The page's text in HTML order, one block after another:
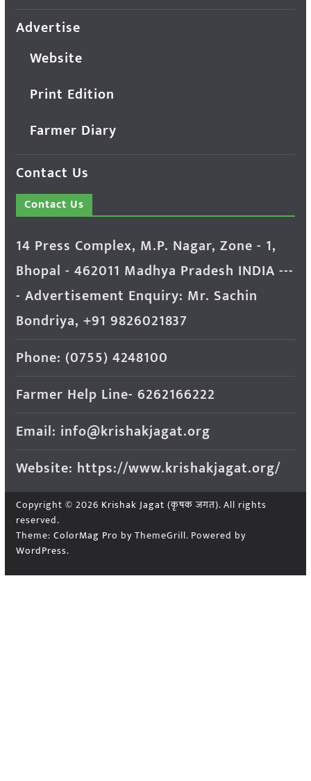
Advertise
Website
Print Edition
Farmer Diary
Contact Us
Contact Us
14 Press Complex, M.P. Nagar, Zone - 1,
Bhopal - 462011 Madhya Pradesh INDIA ---
- Advertisement Enquiry: Mr. Sachin
Bondriya, +91 9826021837
Phone: (0755) 4248100
Farmer Help Line- 6262166222
Email: info@krishakjagat.org
Website: https://www.krishakjagat.org/
Copyright © 2026 Krishak Jagat (कृषक जगत). All rights
reserved.
Theme: ColorMag Pro by ThemeGrill. Powered by
WordPress.